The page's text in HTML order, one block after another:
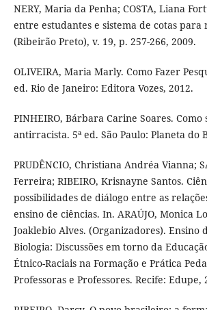
NERY, Maria da Penha; COSTA, Liana
entre estudantes e sistema de cotas para
(Ribeirão Preto), v. 19, p. 257-266, 2009.
OLIVEIRA, Maria Marly. Como Fazer
ed. Rio de Janeiro: Editora Vozes, 2012.
PINHEIRO, Bárbara Carine Soares.
antirracista. 5ª ed. São Paulo: Planeta do
PRUDÊNCIO, Christiana Andréa Vianna;
Ferreira; RIBEIRO, Krisnayne Santos.
possibilidades de diálogo entre as
ensino de ciências. In. ARAÚJO, Monica
Joaklebio Alves. (Organizadores). Ensino
Biologia: Discussões em torno da
Étnico-Raciais na Formação e Prática
Professoras e Professores. Recife: Edupe,